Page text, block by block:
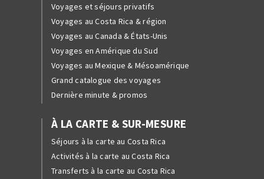
Voyages et séjours privatifs
Voyages au Costa Rica & région
Voyages au Canada & États-Unis
Voyages en Amérique du Sud
Voyages au Mexique & Mésoamérique
Grand catalogue des voyages
Dernière minute & promos
À LA CARTE & SUR-MESURE
Séjours à la carte au Costa Rica
Activités à la carte au Costa Rica
Transferts à la carte au Costa Rica